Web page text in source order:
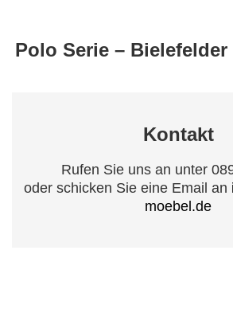
Polo Serie –
Kontakt
Rufen Sie uns an unter
oder schicken Sie eine Email an
moebel.de